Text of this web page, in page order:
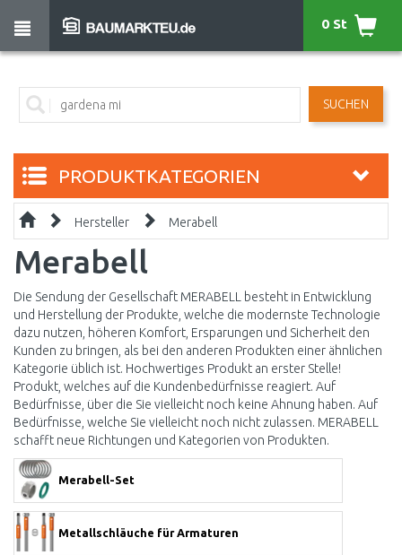
SUCHEN
0 St
PRODUKTKATEGORIEN
Hersteller Merabell
Merabell
Die Sendung der Gesellschaft MERABELL besteht in Entwicklung
und Herstellung der Produkte, welche die modernste Technologie
dazu nutzen, höheren Komfort, Ersparungen und Sicherheit den
Kunden zu bringen, als bei den anderen Produkten einer ähnlichen
Kategorie üblich ist. Hochwertiges Produkt an erster Stelle!
Produkt, welches auf die Kundenbedürfnisse reagiert. Auf
Bedürfnisse, über die Sie vielleicht noch keine Ahnung haben. Auf
Bedürfnisse, welche Sie vielleicht noch nicht zulassen. MERABELL
schafft neue Richtungen und Kategorien von Produkten.
Merabell-Set
Metallschläuche für Armaturen